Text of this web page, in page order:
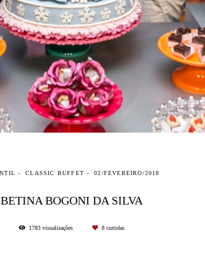
CLASSIC BUFFET 02/FEVEREIRO/2018
BETINA BOGONI DA SILVA
1783 visualizações 8 curtidas